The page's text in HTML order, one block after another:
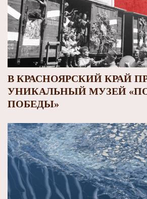
В КРАСНОЯРСКИЙ КРАЙ
УНИКАЛЬНЫЙ МУЗЕЙ
ПОБЕДЫ»